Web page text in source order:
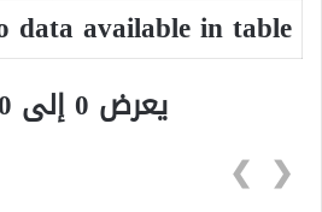
data available in table
يعرض 0 إلى 0 من أصل 0 سجلّ
❮
❯